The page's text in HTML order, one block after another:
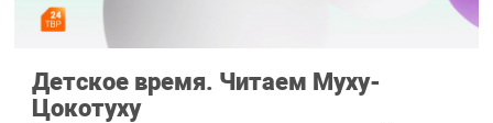
Детское время. Читаем Муху-
Цокотуху